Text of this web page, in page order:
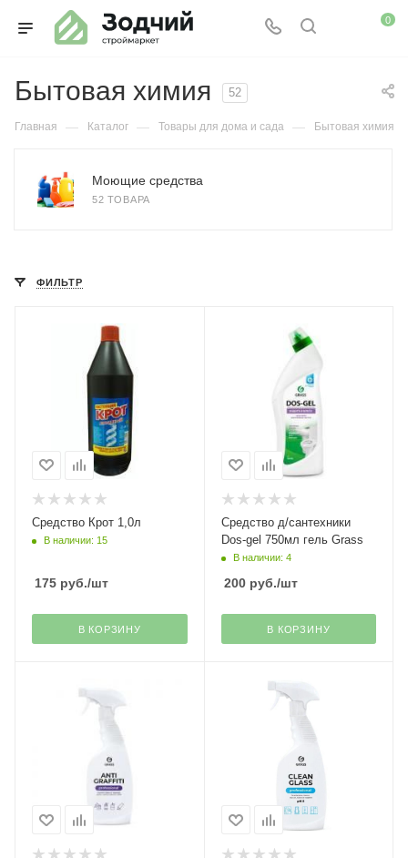
0
Бытовая химия 52
Главная — Каталог — Товары для дома и сада — Бытовая химия
Моющие средства
52 ТОВАРА
ФИЛЬТР
Средство Крот 1,0л
В наличии: 15
175 руб./шт
В КОРЗИНУ
Средство д/сантехники
Dos-gel 750мл гель Grass
В наличии: 4
200руб./шт
В КОРЗИНУ